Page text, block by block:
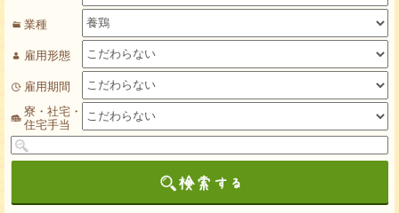
業種
雇用形態
雇用期間
寮・社宅・
住宅手当